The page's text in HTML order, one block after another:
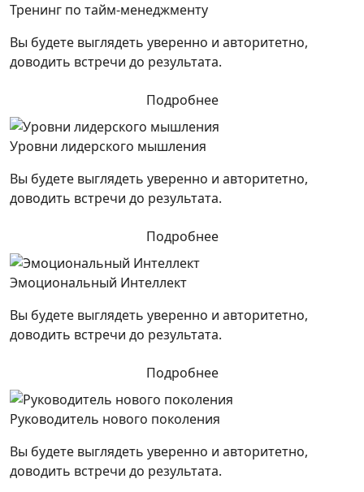
Тренинг по тайм-менеджменту
Вы будете выглядеть уверенно и авторитетно,
доводить встречи до результата.
Подробнее
Уровни лидерского мышления
Вы будете выглядеть уверенно и авторитетно,
доводить встречи до результата.
Подробнее
Эмоциональный Интеллект
Вы будете выглядеть уверенно и авторитетно,
доводить встречи до результата.
Подробнее
Руководитель нового поколения
Вы будете выглядеть уверенно и авторитетно,
доводить встречи до результата.